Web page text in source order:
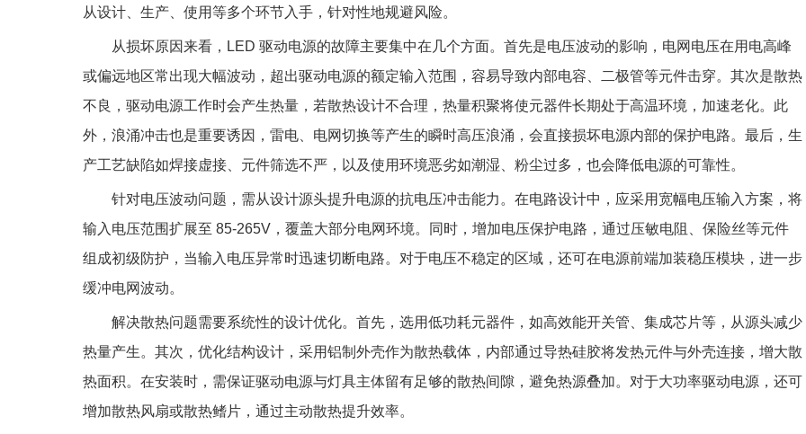
从设计、生产、使用等多个环节入手，针对性地规避风险。
从损坏原因来看，LED 驱动电源的故障主要集中在几个方面。首先是电压波动的影响，电网电压在用电高峰
或偏远地区常出现大幅波动，超出驱动电源的额定输入范围，容易导致内部电容、二极管等元件击穿。其次是散热
不良，驱动电源工作时会产生热量，若散热设计不合理，热量积聚将使元器件长期处于高温环境，加速老化。此
外，浪涌冲击也是重要诱因，雷电、电网切换等产生的瞬时高压浪涌，会直接损坏电源内部的保护电路。最后，生
产工艺缺陷如焊接虚接、元件筛选不严，以及使用环境恶劣如潮湿、粉尘过多，也会降低电源的可靠性。
针对电压波动问题，需从设计源头提升电源的抗电压冲击能力。在电路设计中，应采用宽幅电压输入方案，将
输入电压范围扩展至 85-265V，覆盖大部分电网环境。同时，增加电压保护电路，通过压敏电阻、保险丝等元件
组成初级防护，当输入电压异常时迅速切断电路。对于电压不稳定的区域，还可在电源前端加装稳压模块，进一步
缓冲电网波动。
解决散热问题需要系统性的设计优化。首先，选用低功耗元器件，如高效能开关管、集成芯片等，从源头减少
热量产生。其次，优化结构设计，采用铝制外壳作为散热载体，内部通过导热硅胶将发热元件与外壳连接，增大散
热面积。在安装时，需保证驱动电源与灯具主体留有足够的散热间隙，避免热源叠加。对于大功率驱动电源，还可
增加散热风扇或散热鳍片，通过主动散热提升效率。